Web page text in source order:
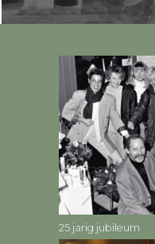
25 jarig jubileum